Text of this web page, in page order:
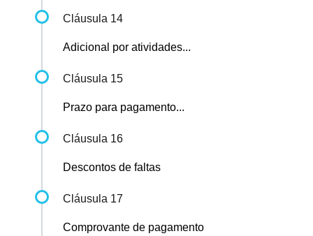
Cláusula 14
Adicional por atividades...
Cláusula 15
Prazo para pagamento...
Cláusula 16
Descontos de faltas
Cláusula 17
Comprovante de pagamento